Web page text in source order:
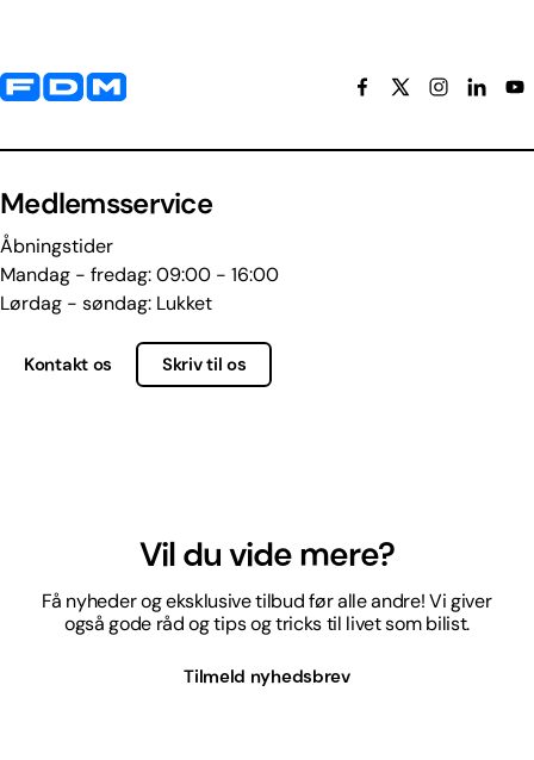
Yderligere information og kontaktoplysninger
Medlemsservice
Åbningstider
Mandag - fredag: 09:00 - 16:00
Lørdag - søndag: Lukket
Kontakt os Skriv til os
Vil du vide mere?
Få nyheder og eksklusive tilbud før alle andre! Vi giver
også gode råd og tips og tricks til livet som bilist.
Tilmeld nyhedsbrev